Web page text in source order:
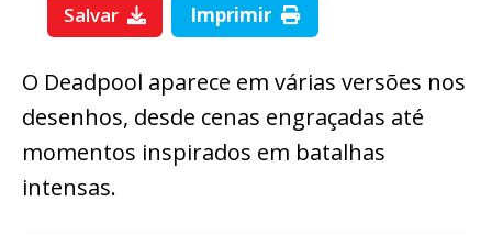
Salvar Imprimir
O Deadpool aparece em várias versões nos
desenhos, desde cenas engraçadas até
momentos inspirados em batalhas
intensas.